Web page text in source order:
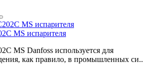
MS испарителя
MS Danfoss используется для
как правило, в промышленных си..